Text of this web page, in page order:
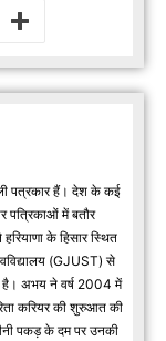
पत्रकार हैं। देश के कई
पत्रिकाओं में बतौर
के हिसार स्थित
(GJUST) से
है। अभय ने वर्ष 2004 में
करियर की शुरुआत की
पकड़ के दम पर उनकी